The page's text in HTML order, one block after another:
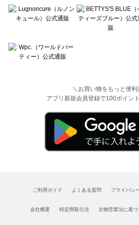
＼お買い物をもっと便利
アプリ新規会員登録で100ポイン
ご利用ガイド よくある質問 プライバシ
会社概要 特定商取引法 古物営業法に基づ